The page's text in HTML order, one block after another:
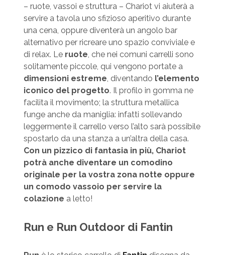
– ruote, vassoi e struttura – Chariot vi aiuterà a
servire a tavola uno sfizioso aperitivo durante
una cena, oppure diventerà un angolo bar
alternativo per ricreare uno spazio conviviale e
di relax. Le ruote, che nei comuni carrelli sono
solitamente piccole, qui vengono portate a
dimensioni estreme, diventando l’elemento
iconico del progetto. Il profilo in gomma ne
facilita il movimento; la struttura metallica
funge anche da maniglia: infatti sollevando
leggermente il carrello verso l’alto sarà possibile
spostarlo da una stanza a un’altra della casa.
Con un pizzico di fantasia in più, Chariot
potrà anche diventare un comodino
originale per la vostra zona notte oppure
un comodo vassoio per servire la
colazione a letto!
Run e Run Outdoor di Fantin